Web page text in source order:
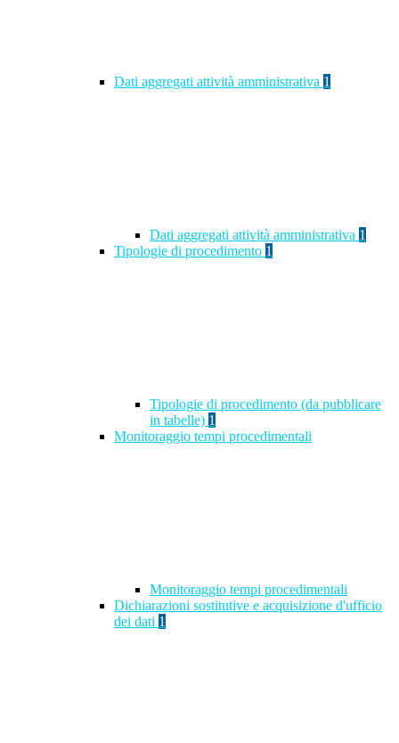
Dati aggregati attività amministrativa 1
Dati aggregati attività amministrativa 1
Tipologie di procedimento 1
Tipologie di procedimento (da pubblicare
in tabelle) 1
Monitoraggio tempi procedimentali
Monitoraggio tempi procedimentali
Dichiarazioni sostitutive e acquisizione d'ufficio
dei dati 1